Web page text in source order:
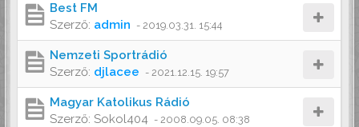
Best FM
Szerző: admin - 2019.03.31. 15:44
Nemzeti Sportrádió
Szerző: djlacee - 2021.12.15. 19:57
Magyar Katolikus Rádió
Szerző: Sokol404 - 2008.09.05. 08:38